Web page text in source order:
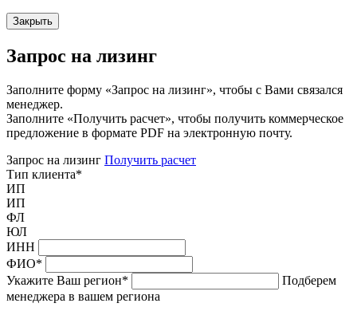
Закрыть
Запрос на лизинг
Заполните форму «Запрос на лизинг», чтобы с Вами связался
менеджер.
Заполните «Получить расчет», чтобы получить коммерческое
предложение в формате PDF на электронную почту.
Запрос на лизинг Получить расчет
Тип клиента*
ИП
ИП
ФЛ
ЮЛ
ИНН
ФИО*
Укажите Ваш регион*
Подберем
менеджера в вашем региона